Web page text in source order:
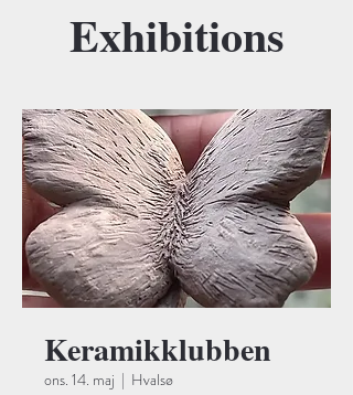
Keramikklubben
ons. 14. maj
  |
Hvalsø
Exhibitions